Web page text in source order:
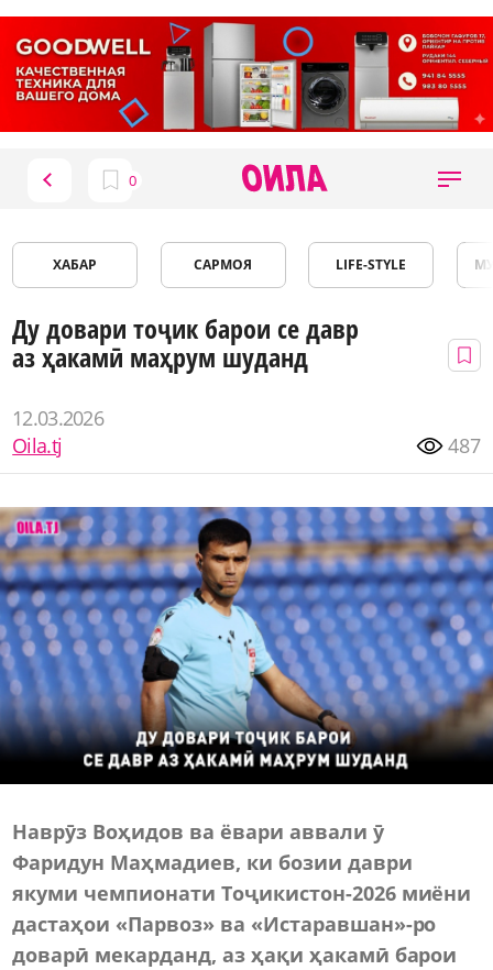
ХАБАР САРМОЯ LIFE-STYLE
Ду довари тоҷик барои се давр
аз ҳакамӣ маҳрум шуданд
12.03.2026
Oila.tj
487
Наврӯз Воҳидов ва ёвари аввали ӯ
Фаридун Маҳмадиев, ки бозии даври
якуми чемпионати Тоҷикистон-2026 миёни
дастаҳои «Парвоз» ва «Истаравшан»-ро
доварӣ мекарданд, аз ҳақи ҳакамӣ барои